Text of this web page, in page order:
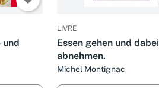
und
LIVRE
Essen gehen und dabei
abnehmen.
Michel Montignac